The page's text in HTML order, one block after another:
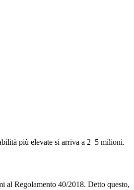
più elevate si arriva a 2–5 milioni.
al Regolamento 40/2018. Detto questo,